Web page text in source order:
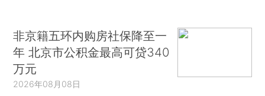
非京籍五环内购房社保降至一
年 北京市公积金最高可贷340
万元
2026年08月08日